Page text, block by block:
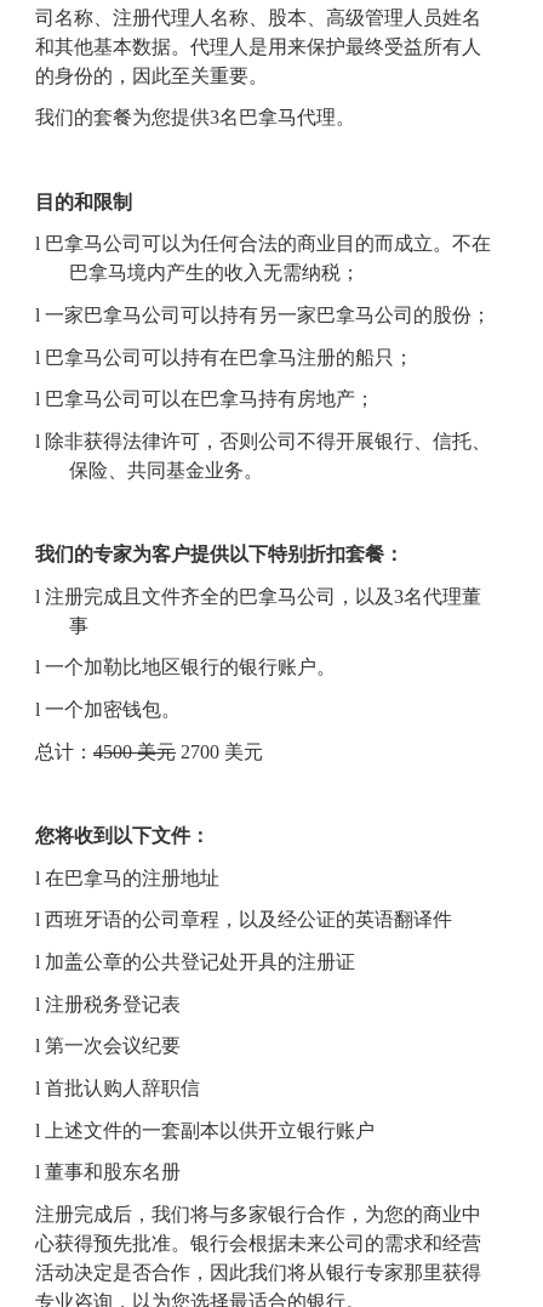
司名称、注册代理人名称、股本、 高级管理人员姓名
和其他基本数据。代理人是用来保护最终受益所有人
的身份的，因此至关重要。
我们的套餐为您提供3名巴拿马代理。
目的和限制
l 巴拿马公司可以为任何合法的商业目的而成立。 不在
巴拿马境内产生的收入无需纳税 ；
l 一家巴拿马公司可以持有另一家巴拿马公司的股份；
l 巴拿马公司可以持有在巴拿马注册的船只；
l 巴拿马公司可以在巴拿马持有房地产；
l 除非获得法律许可，否则公司不得开展银行、信托、
保险、共同基金业务。
我们的专家为客户提供以下特别折扣套餐：
l 注册完成且文件齐全的巴拿马公司，以及3名代理董
事
l 一个加勒比地区银行的银行账户。
l 一个加密钱包。
总计： 4500 美元 2700 美元
您将收到 以下文件：
l 在巴拿马的注册地址
l 西班牙语的公司章程 ， 以及经公证的英语翻译件
l 加盖公章的公共登记处开具的注册证
l 注册税务登记表
l 第一次会议纪要
l 首批认购人 辞职信
l 上述文件的一套副本 以供开立银行账户
l 董事和股东名册
注册完成后，我们将与多家银行合作，为您的商业中
心获得预先批准。 银行会根据未来公司 的需求和经营
活动决定是否合作 ，因此我们将从银行专家那里获得
专业咨询，以为您选择最适合的银行。